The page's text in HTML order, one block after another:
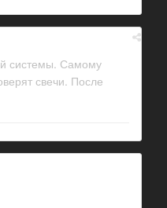
системы. Самому
свечи. После